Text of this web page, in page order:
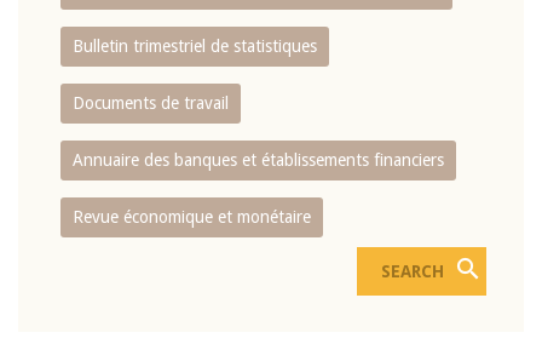
Bulletin trimestriel de statistiques
Documents de travail
Annuaire des banques et établissements financiers
Revue économique et monétaire